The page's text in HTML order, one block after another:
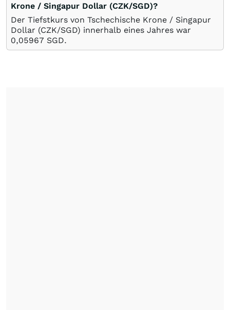
Krone / Singapur Dollar (CZK/SGD)?
Der Tiefstkurs von Tschechische Krone / Singapur
Dollar (CZK/SGD) innerhalb eines Jahres war
0,05967 SGD.